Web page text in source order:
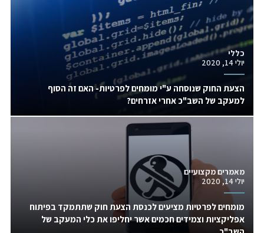
הצעת החוק שנוסחה ע"י מומחים לפרטיות- האם זה הסוף
למעקב של השב"כ אחרי אזרחים?
כללי
יולי 14, 2020
מומחים לפרטיות מציעים לכנסת הצעת חוק שתתמקד בפיתוח
אפליקציות וצמידים חכמים אשר יחליפו את כלי המעקב של
מאמרים מקצועיים
יולי 14, 2020